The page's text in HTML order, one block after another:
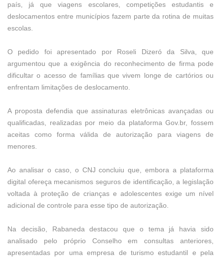
país, já que viagens escolares, competições estudantis e
deslocamentos entre municípios fazem parte da rotina de muitas
escolas.
O pedido foi apresentado por Roseli Dizeró da Silva, que
argumentou que a exigência do reconhecimento de firma pode
dificultar o acesso de famílias que vivem longe de cartórios ou
enfrentam limitações de deslocamento.
A proposta defendia que assinaturas eletrônicas avançadas ou
qualificadas, realizadas por meio da plataforma Gov.br, fossem
aceitas como forma válida de autorização para viagens de
menores.
Ao analisar o caso, o CNJ concluiu que, embora a plataforma
digital ofereça mecanismos seguros de identificação, a legislação
voltada à proteção de crianças e adolescentes exige um nível
adicional de controle para esse tipo de autorização.
Na decisão, Rabaneda destacou que o tema já havia sido
analisado pelo próprio Conselho em consultas anteriores,
apresentadas por uma empresa de turismo estudantil e pela